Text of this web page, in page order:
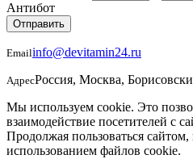
Антибот
Отправить
Emailinfo@devitamin24.ru
АдресРоссия, Москва,
Мы используем cookie. Это
взаимодействие посетителей с
Продолжая пользоваться сайтом,
использованием файлов cookie.